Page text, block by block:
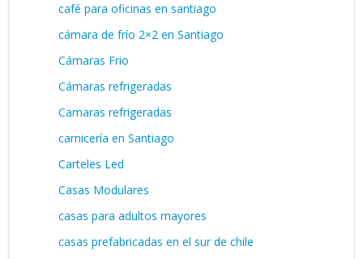
café para oficinas en santiago
cámara de frío 2×2 en Santiago
Cámaras Frio
Cámaras refrigeradas
Camaras refrigeradas
carnicería en Santiago
Carteles Led
Casas Modulares
casas para adultos mayores
casas prefabricadas en el sur de chile